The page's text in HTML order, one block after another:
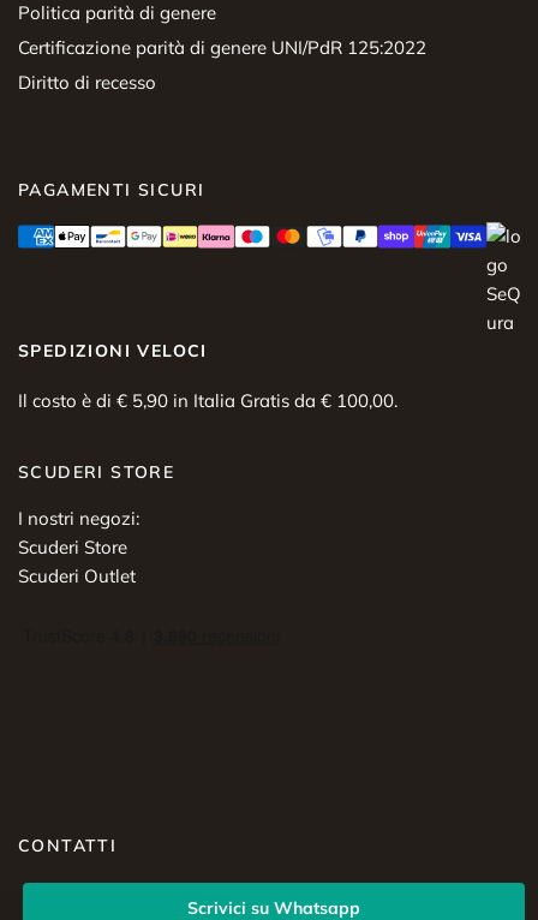
Politica parità di genere
Certificazione parità di genere UNI/PdR 125:2022
Diritto di recesso
PAGAMENTI SICURI
SPEDIZIONI VELOCI
Il costo è di € 5,90 in Italia Gratis da € 100,00.
SCUDERI STORE
I nostri negozi:
Scuderi Store
Scuderi Outlet
CONTATTI
Scrivici su Whatsapp